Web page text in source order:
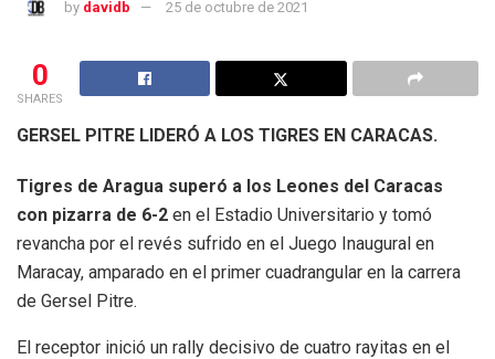
by davidb 25 de octubre de 2021
0
SHARES
GERSEL PITRE LIDERÓ A LOS TIGRES EN CARACAS.
Tigres de Aragua superó a los Leones del Caracas
con pizarra de 6-2 en el Estadio Universitario y tomó
revancha por el revés sufrido en el Juego Inaugural en
Maracay, amparado en el primer cuadrangular en la carrera
de Gersel Pitre.
El receptor inició un rally decisivo de cuatro rayitas en el